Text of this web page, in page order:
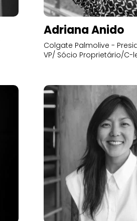
Adriana Anido
Colgate Palmolive -
VP/ Sócio Proprietário/C-